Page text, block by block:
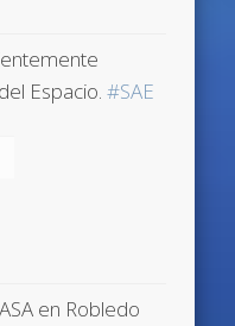
Espacio.#SAE
en Robledo